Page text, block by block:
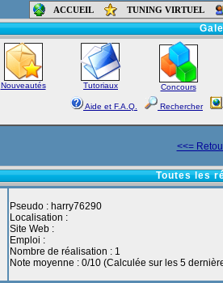
ACCUEIL TUNING VIRTUEL
Accueil-
Nouveautés Tutoriaux Concours
Aide et F.A.Q. Rechercher
<<=
Toutes les
Pseudo : harry76290
Localisation :
Site Web :
Emploi :
Nombre de réalisation : 1
Note moyenne : 0/10 (Calculée sur les 5